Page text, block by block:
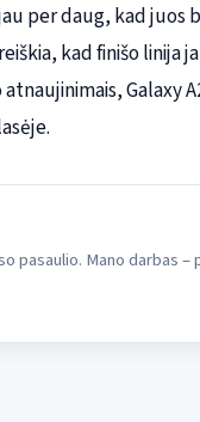
per daug, kad juos
kad finišo linija
Galaxy
pasaulio. Mano darbas